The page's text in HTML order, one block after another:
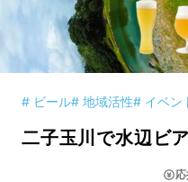
# ビール# 地域活性# イベン
二子玉川で水辺ビ